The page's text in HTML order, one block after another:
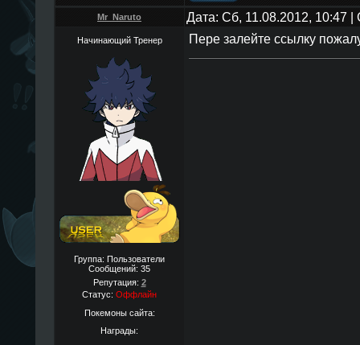
Mr_Naruto Дата: Сб, 11.08.2012, 10:47
Начинающий Тренер
Группа: Пользователи
Сообщений: 35
Репутация: 2
Статус: Оффлайн
Покемоны сайта:
Награды:
Пере залейте ссылку